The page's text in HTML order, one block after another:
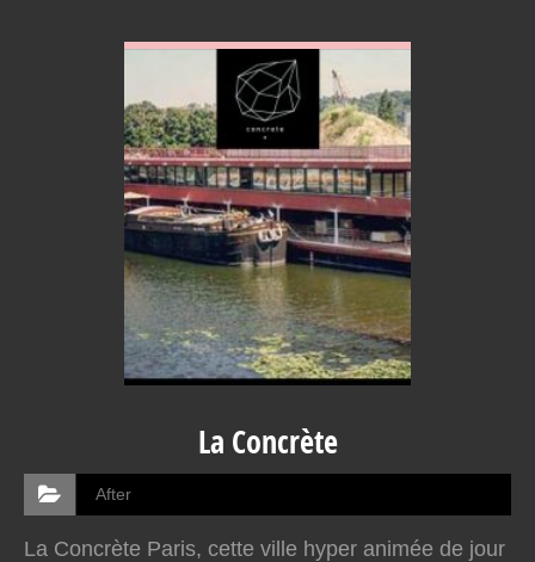
La Concrète
After
La Concrète Paris, cette ville hyper animée de jour